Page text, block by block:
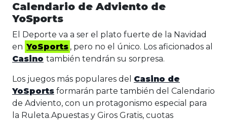
Calendario de Adviento de
YoSports
El Deporte va a ser el plato fuerte de la Navidad
en YoSports , pero no el único. Los aficionados al
Casino también tendrán su sorpresa.
Los juegos más populares del Casino de
YoSports formarán parte también del Calendario
de Adviento, con un protagonismo especial para
la Ruleta.Apuestas y Giros Gratis, cuotas